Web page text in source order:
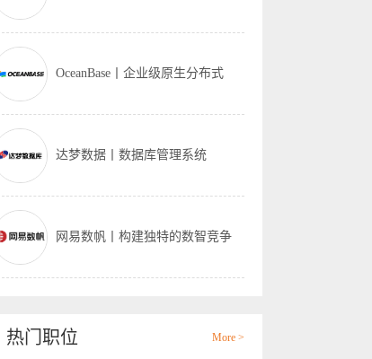
OceanBase丨企业级原生分布式
达梦数据丨数据库管理系统
网易数帆丨构建独特的数智竞争
热门职位 More >